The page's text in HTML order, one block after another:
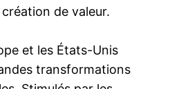
de valeur.
et les États-Unis
transformations